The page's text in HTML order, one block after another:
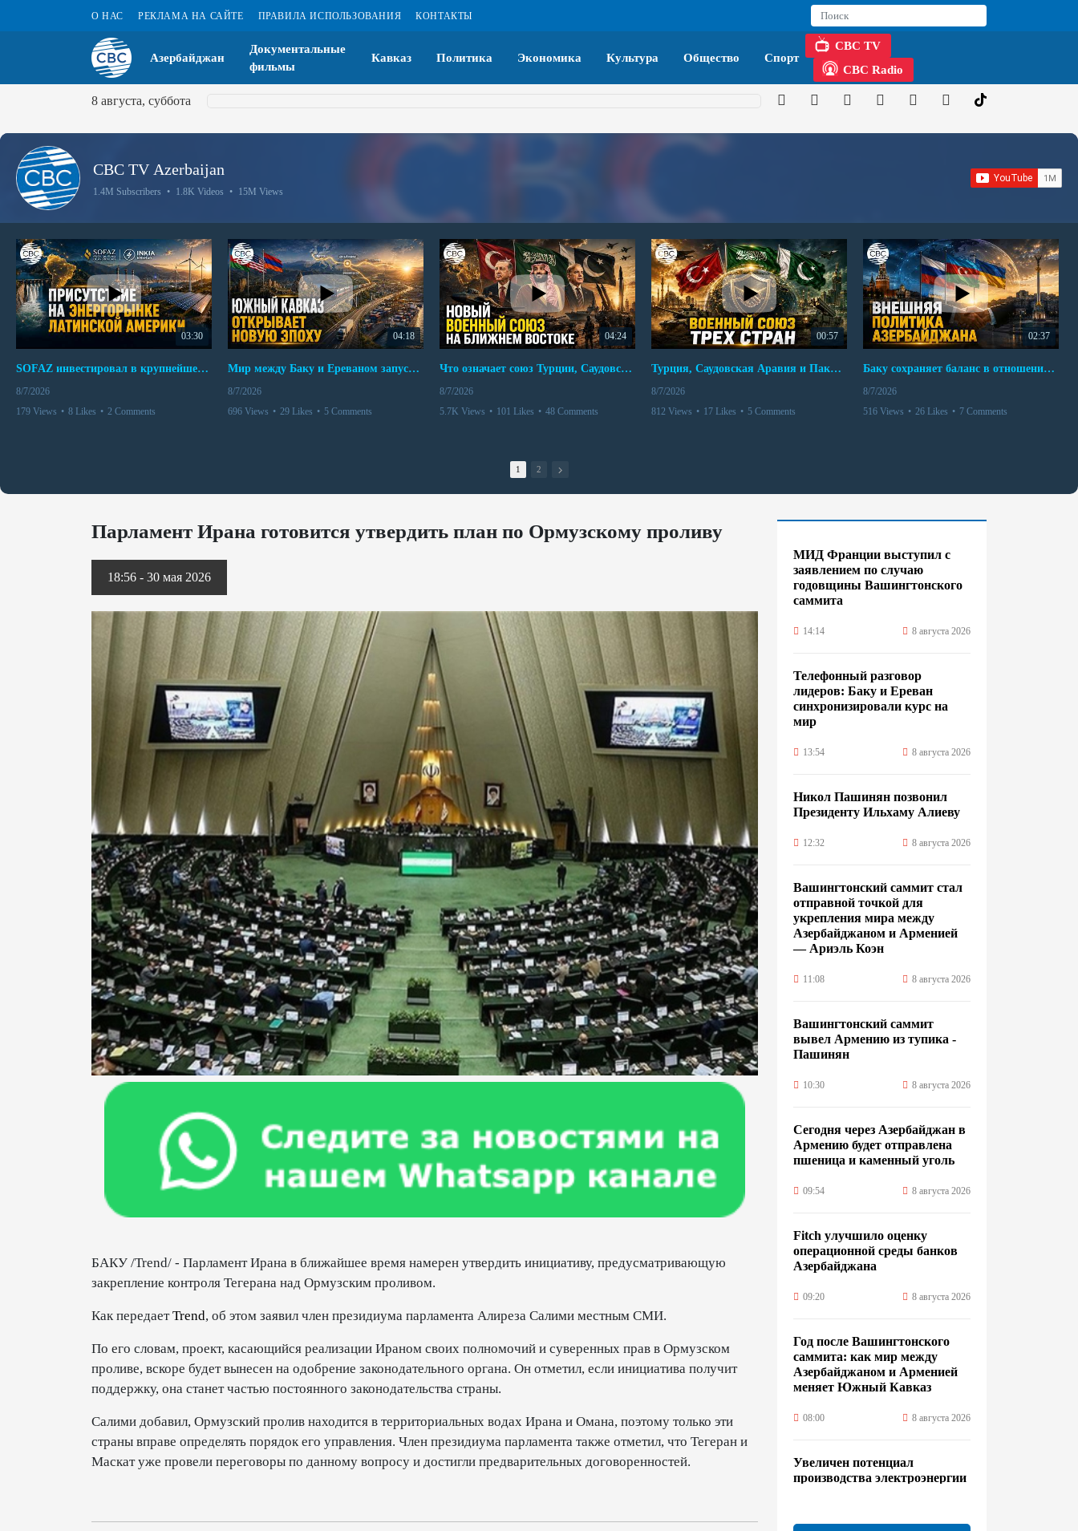
О НАС РЕКЛАМА НА САЙТЕ ПРАВИЛА ИСПОЛЬЗОВАНИЯ КОНТАКТЫ
Азербайджан
Документальные
фильмы
Кавказ Политика Экономика Культура Общество Спорт
CBC TV
CBC Radio
8 августа, суббота
CBC TV Azerbaijan
1.4M Subscribers • 1.8K Videos • 15M Views
03:30
SOFAZ инвестировал в крупнейшего независимого производителя электроэнергии Перу
8/7/2026
179 Views • 8 Likes • 2 Comments
04:18
Мир между Баку и Ереваном запускает крупные логистические проекты
8/7/2026
696 Views • 29 Likes • 5 Comments
04:24
Что означает союз Турции, Саудовской Аравии и Пакистана?
8/7/2026
5.7K Views • 101 Likes • 48 Comments
00:57
Турция, Саудовская Аравия и Пакистан подписали соглашение о совместной обороне
8/7/2026
812 Views • 17 Likes • 5 Comments
02:37
Баку сохраняет баланс в отношениях с Москвой и Киевом
8/7/2026
516 Views • 26 Likes • 7 Comments
1 2
Парламент Ирана готовится утвердить план по Ормузскому проливу
18:56 - 30 мая 2026
БАКУ /Trend/ - Парламент Ирана в ближайшее время намерен утвердить инициативу, предусматривающую
закрепление контроля Тегерана над Ормузским проливом.
Как передаетTrend, об этом заявил член президиума парламента Алиреза Салими местным СМИ.
По его словам, проект, касающийся реализации Ираном своих полномочий и суверенных прав в Ормузском
проливе, вскоре будет вынесен на одобрение законодательного органа. Он отметил, если инициатива получит
поддержку, она станет частью постоянного законодательства страны.
Салими добавил, Ормузский пролив находится в территориальных водах Ирана и Омана, поэтому только эти
страны вправе определять порядок его управления. Член президиума парламента также отметил, что Тегеран и
Маскат уже провели переговоры по данному вопросу и достигли предварительных договоренностей.
МИД Франции выступил с
заявлением по случаю
годовщины Вашингтонского
саммита
14:14 8 августа 2026
Телефонный разговор
лидеров: Баку и Ереван
синхронизировали курс на
мир
13:54 8 августа 2026
Никол Пашинян позвонил
Президенту Ильхаму Алиеву
12:32 8 августа 2026
Вашингтонский саммит стал
отправной точкой для
укрепления мира между
Азербайджаном и Арменией
— Ариэль Коэн
11:08 8 августа 2026
Вашингтонский саммит
вывел Армению из тупика -
Пашинян
10:30 8 августа 2026
Сегодня через Азербайджан в
Армению будет отправлена
пшеница и каменный уголь
09:54 8 августа 2026
Fitch улучшило оценку
операционной среды банков
Азербайджана
09:20 8 августа 2026
Год после Вашингтонского
саммита: как мир между
Азербайджаном и Арменией
меняет Южный Кавказ
08:00 8 августа 2026
Увеличен потенциал
производства электроэнергии
00:44 8 августа 2026